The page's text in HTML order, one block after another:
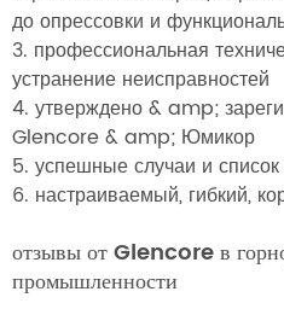
до опрессовки и
3. профессиональная
устранение неисправностей
4. утверждено & amp;
Glencore & amp; Юмикор
5. успешные случаи и
6. настраиваемый, гибкий,
отзывы от Glencore в
промышленности